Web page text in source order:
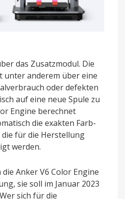
das Zusatzmodul. Die
unter anderem über eine
oder defekten
auf eine neue Spule zu
Engine berechnet
die exakten Farb-
für die Herstellung
werden.
Anker V6 Color Engine
sie soll im Januar 2023
sich für die